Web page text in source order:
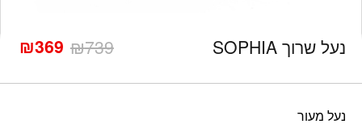
נעל שרוך SOPHIA ₪739
המחיר
המקורי
₪369 המחיר
הנוכחי
נעל מעור